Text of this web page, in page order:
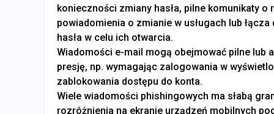
konieczności zmiany hasła, pilne komunikaty
powiadomienia o zmianie w usługach lub
hasła w celu ich otwarcia.
Wiadomości e-mail mogą obejmować pilne lub
presję, np. wymagając zalogowania w
zablokowania dostępu do konta.
Wiele wiadomości phishingowych ma słabą
rozróżnienia na ekranie urządzeń mobilnych